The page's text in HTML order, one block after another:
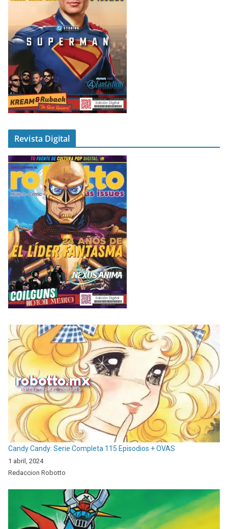
Revista Digital
Candy Candy: Serie Completa 115 Episodios + OVAS
1 abril, 2024
Redaccion Robotto